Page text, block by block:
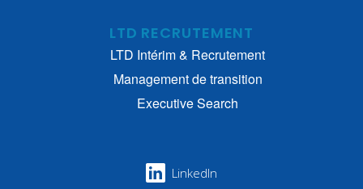
LTD RECRUTEMENT
LTD Intérim & Recrutement
Management de transition
Executive Search
LinkedIn